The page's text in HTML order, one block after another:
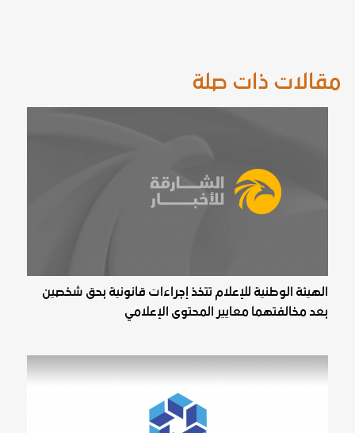
مقالات ذات صلة
الهيئة الوطنية للإعلام تتخذ إجراءات قانونية بحق شخصين
بعد مخالفتهما معايير المحتوى الإعلامي